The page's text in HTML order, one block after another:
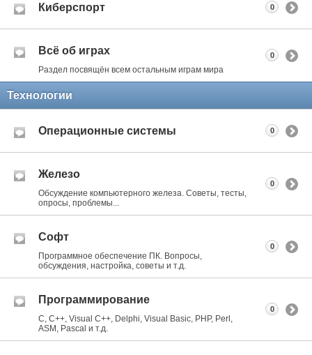
Киберспорт 0
Всё об играх
Раздел посвящён всем остальным играм мира
0
Технологии
Операционные системы 0
Железо
Обсуждение компьютерного железа. Советы, тесты,
опросы, проблемы...
0
Софт
Программное обеспечение ПК. Вопросы,
обсуждения, настройка, советы и т.д.
0
Программирование
C, C++, Visual C++, Delphi, Visual Basic, PHP, Perl,
ASM, Pascal и т.д.
0